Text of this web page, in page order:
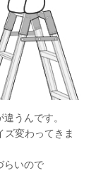
うんです。
ズ変わってきま
らいので